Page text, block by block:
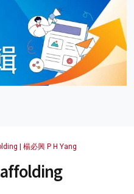
| 楊必興 P H Yang